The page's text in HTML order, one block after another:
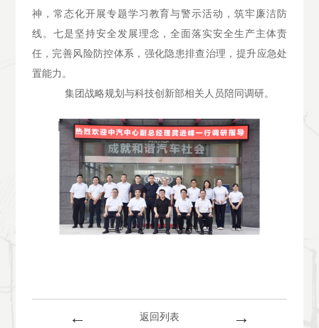
神，常态化开展专题学习教育与警示活动，筑牢廉洁防
线。七是坚持安全发展理念，全面落实安全生产主体责
任，完善风险防控体系，强化隐患排查治理，提升应急处
置能力。
集团战略规划与科技创新部相关人员陪同调研。
← 返回列表 →